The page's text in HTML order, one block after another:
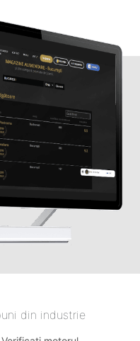
din industrie